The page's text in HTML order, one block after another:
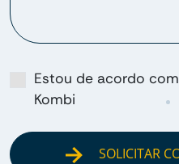
Estou de acordo
Kombi
SOLICITAR